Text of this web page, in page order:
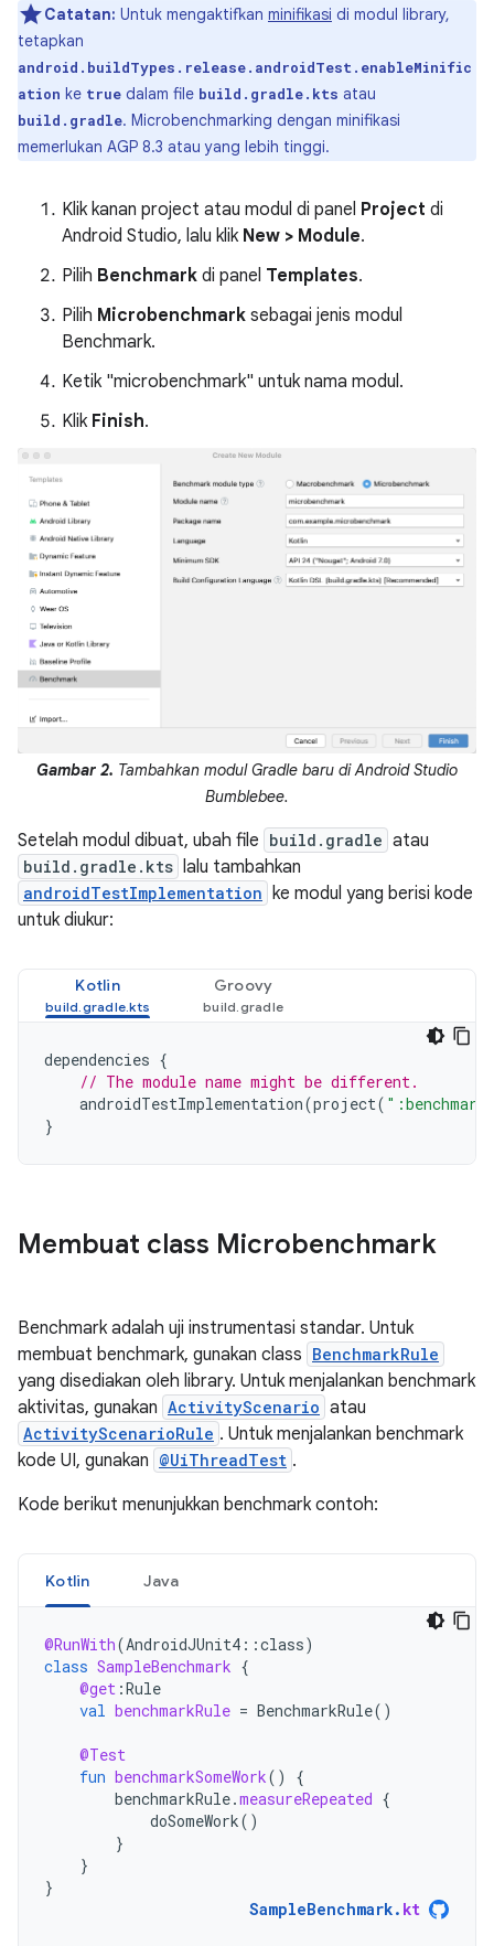
Catatan: Untuk mengaktifkan minifikasi di modul library,
tetapkan
android.buildTypes.release.androidTest.enableMinific
ation ke true dalam file build.gradle.kts atau
build.gradle. Microbenchmarking dengan minifikasi
memerlukan AGP 8.3 atau yang lebih tinggi.
Klik kanan project atau modul di panel Project di
Android Studio, lalu klik New > Module.
Pilih Benchmark di panel Templates.
Pilih Microbenchmark sebagai jenis modul
Benchmark.
Ketik "microbenchmark" untuk nama modul.
Klik Finish.
Gambar 2. Tambahkan modul Gradle baru di Android Studio
Bumblebee.
Setelah modul dibuat, ubah file build.gradle atau
build.gradle.kts lalu tambahkan
androidTestImplementation ke modul yang berisi kode
untuk diukur:
Kotlin Groovy
dependencies {
// The module name might be different.
androidTestImplementation(project(
}
Membuat class Microbenchmark
Benchmark adalah uji instrumentasi standar. Untuk
membuat benchmark, gunakan class BenchmarkRule
yang disediakan oleh library. Untuk menjalankan benchmark
aktivitas, gunakan ActivityScenario atau
ActivityScenarioRule . Untuk menjalankan benchmark
kode UI, gunakan @UiThreadTest .
Kode berikut menunjukkan benchmark contoh:
Kotlin Java
@RunWith(AndroidJUnit4 ::class)
class SampleBenchmark {
@get :Rule
val benchmarkRule = BenchmarkRule()
@Test
fun benchmarkSomeWork()
{
benchmarkRule.measureRepeated {
doSomeWork()
}
}
}
SampleBenchmark. kt